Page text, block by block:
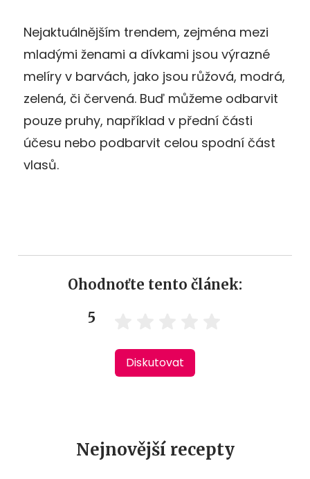
Nejaktuálnějším trendem, zejména mezi
mladými ženami a dívkami jsou výrazné
melíry v barvách, jako jsou růžová, modrá,
zelená, či červená. Buď můžeme odbarvit
pouze pruhy, například v přední části
účesu nebo podbarvit celou spodní část
vlasů.
Ohodnoťte tento článek:
5
Diskutovat
Nejnovější recepty